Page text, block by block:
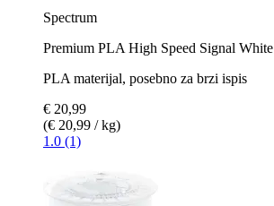
Spectrum
Premium PLA High Speed Signal White
PLA materijal, posebno za brzi ispis
€ 20,99
(€ 20,99 / kg)
1.0 (1)